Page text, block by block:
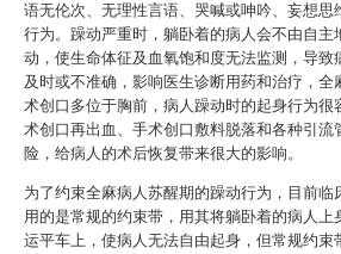
语无伦次、无理性言语、哭喊或呻吟、妄想思
行为。躁动严重时，躺卧着的病人会不由自主
动，使生命体征及血氧饱和度无法监测，导致
及时或不准确，影响医生诊断用药和治疗，全
术创口多位于胸前，病人躁动时的起身行为很
术创口再出血、手术创口敷料脱落和各种引流
险，给病人的术后恢复带来很大的影响。
为了约束全麻病人苏醒期的躁动行为，目前临
用的是常规的约束带，用其将躺卧着的病人上
运平车上，使病人无法自由起身，但常规约束